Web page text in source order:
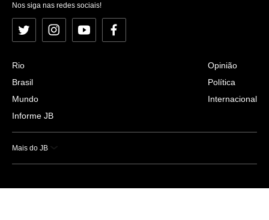
Nos siga nas redes sociais!
Twitter InstagramYouTubeFacebook
Rio
Brasil
Mundo
Informe JB
Opinião
Política
Internacional
Mais do JB
Esportes